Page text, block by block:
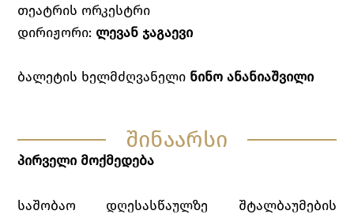
თეატრის ორკესტრი
დირიჟორი: ლევან ჯაგაევი
ბალეტის ხელმძღვანელი ნინო ანანიაშვილი
შინაარსი
პირველი მოქმედება
საშობაო დღესასწაულზე შტალბაუმების